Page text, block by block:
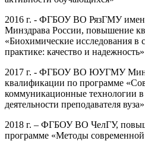
2016 г. - ФГБОУ ВО РязГМУ
Минздрава России, повышение
«Биохимические исследования в
практике: качество и надежность»
2017 г. - ФГБОУ ВО ЮУГМУ
квалификации по программе
коммуникационные технологии
деятельности преподавателя вуза»
2018 г. – ФГБОУ ВО ЧелГУ,
программе «Методы